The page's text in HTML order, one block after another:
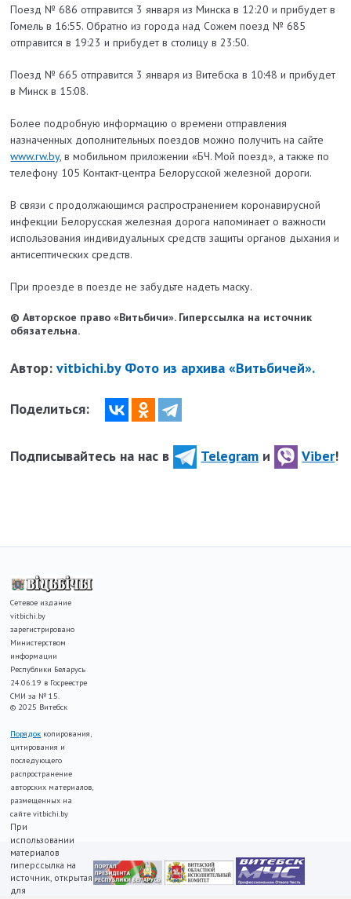
Поезд № 686 отправится 3 января из Минска в 12:20 и прибудет в
Гомель в 16:55. Обратно из города над Сожем поезд № 685
отправится в 19:23 и прибудет в столицу в 23:50.
Поезд № 665 отправится 3 января из Витебска в 10:48 и прибудет
в Минск в 15:08.
Более подробную информацию о времени отправления
назначенных дополнительных поездов можно получить на сайте
www.rw.by, в мобильном приложении «БЧ. Мой поезд», а также по
телефону 105 Контакт-центра Белорусской железной дороги.
В связи с продолжающимся распространением коронавирусной
инфекции Белорусская железная дорога напоминает о важности
использования индивидуальных средств защиты органов дыхания и
антисептических средств.
При проезде в поезде не забудьте надеть маску.
© Авторское право «Витьбичи». Гиперссылка на источник
обязательна.
Автор:vitbichi.by Фото из архива «Витьбичей».
Поделиться:
Подписывайтесь на нас в Telegram и Viber!
Сетевое издание
vitbichi.by
зарегистрировано
Министерством
информации
Республики Беларусь
24.06.19 в Госреестре
СМИ за № 15.
© 2025 Витебск
Порядок копирования,
цитирования и
последующего
распространение
авторских материалов,
размещенных на
сайте vitbichi.by
При
использовании
материалов
гиперссылка на
источник, открытая
для